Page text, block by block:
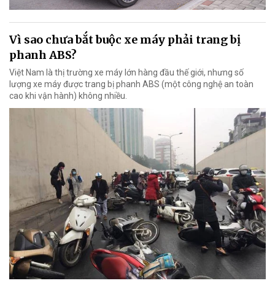
Vì sao chưa bắt buộc xe máy phải trang bị
phanh ABS?
Việt Nam là thị trường xe máy lớn hàng đầu thế giới, nhưng số
lượng xe máy được trang bị phanh ABS (một công nghệ an toàn
cao khi vận hành) không nhiều.